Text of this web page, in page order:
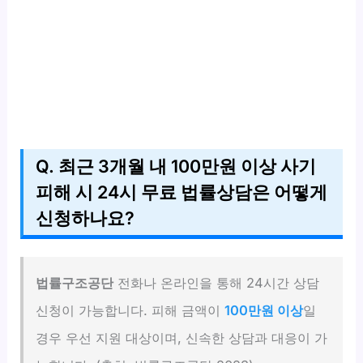
Q. 최근 3개월 내 100만원 이상 사기
피해 시 24시 무료 법률상담은 어떻게
신청하나요?
법률구조공단전화나 온라인을 통해 24시간 상담
신청이 가능합니다. 피해 금액이100만원 이상일
경우 우선 지원 대상이며, 신속한 상담과 대응이 가